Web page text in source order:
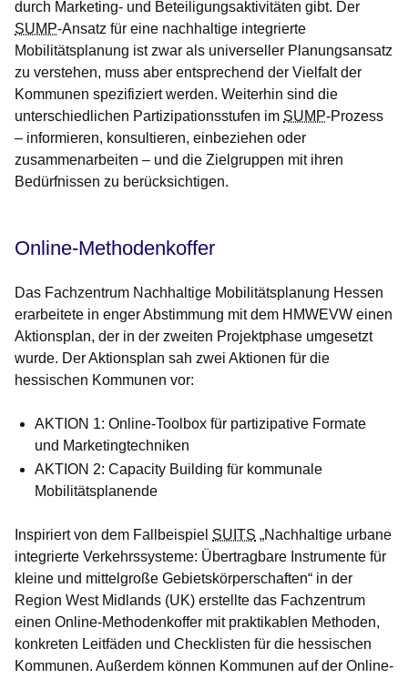
durch Marketing- und Beteiligungsaktivitäten gibt. Der
SUMP-Ansatz für eine nachhaltige integrierte
Mobilitätsplanung ist zwar als universeller Planungsansatz
zu verstehen, muss aber entsprechend der Vielfalt der
Kommunen spezifiziert werden. Weiterhin sind die
unterschiedlichen Partizipationsstufen im SUMP-Prozess
– informieren, konsultieren, einbeziehen oder
zusammenarbeiten – und die Zielgruppen mit ihren
Bedürfnissen zu berücksichtigen.
Online-Methodenkoffer
Das Fachzentrum Nachhaltige Mobilitätsplanung Hessen
erarbeitete in enger Abstimmung mit dem HMWEVW einen
Aktionsplan, der in der zweiten Projektphase umgesetzt
wurde. Der Aktionsplan sah zwei Aktionen für die
hessischen Kommunen vor:
AKTION 1: Online-Toolbox für partizipative Formate
und Marketingtechniken
AKTION 2: Capacity Building für kommunale
Mobilitätsplanende
Inspiriert von dem Fallbeispiel SUITS „Nachhaltige urbane
integrierte Verkehrssysteme: Übertragbare Instrumente für
kleine und mittelgroße Gebietskörperschaften“ in der
Region West Midlands (UK) erstellte das Fachzentrum
einen Online-Methodenkoffer mit praktikablen Methoden,
konkreten Leitfäden und Checklisten für die hessischen
Kommunen. Außerdem können Kommunen auf der Online-